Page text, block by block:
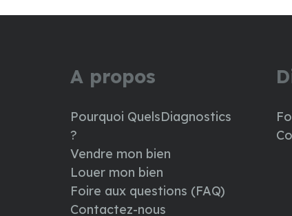
A propos
Pourquoi QuelsDiagnostics
?
Vendre mon bien
Louer mon bien
Foire aux questions (FAQ)
Contactez-nous